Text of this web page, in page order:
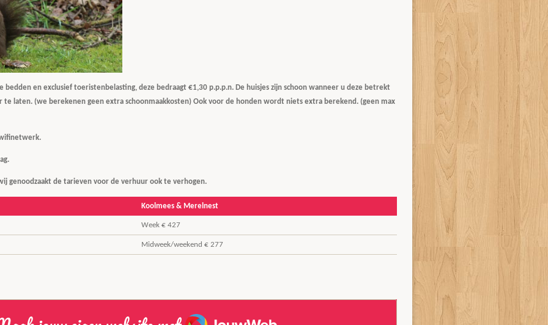
bedden en exclusief toeristenbelasting, deze bedraagt €1,30 p.p.p.n. De huisjes zijn schoon wanneer u deze betrekt
te laten. (we berekenen geen extra schoonmaakkosten) Ook voor de honden wordt niets extra berekend. (geen max
genoodzaakt de tarieven voor de verhuur ook te verhogen.
Koolmees & Merelnest
Week € 427
Midweek/weekend € 277
JouwWeb